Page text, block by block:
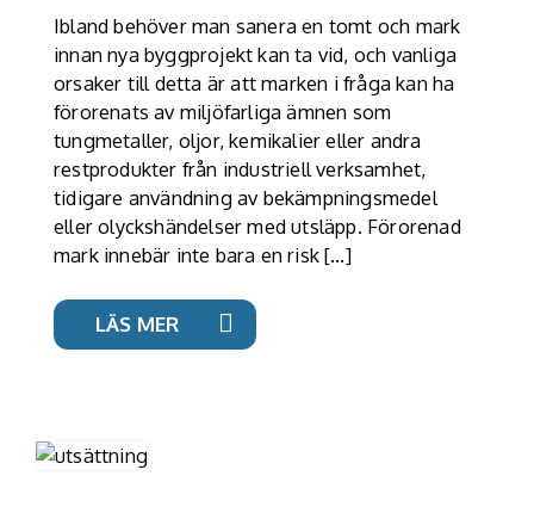
Ibland behöver man sanera en tomt och mark
innan nya byggprojekt kan ta vid, och vanliga
orsaker till detta är att marken i fråga kan ha
förorenats av miljöfarliga ämnen som
tungmetaller, oljor, kemikalier eller andra
restprodukter från industriell verksamhet,
tidigare användning av bekämpningsmedel
eller olyckshändelser med utsläpp. Förorenad
mark innebär inte bara en risk […]
LÄS MER